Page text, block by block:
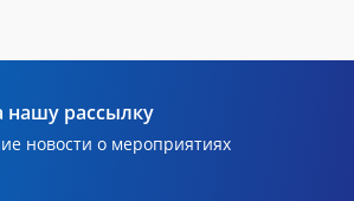
рассылку
новости о мероприятиях